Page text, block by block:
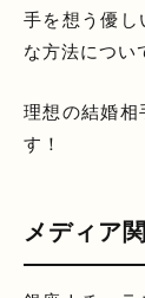
手を想う優し
な方法につい
理想の結婚相
す！
メディア